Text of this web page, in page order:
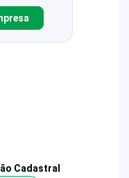
Cadastral